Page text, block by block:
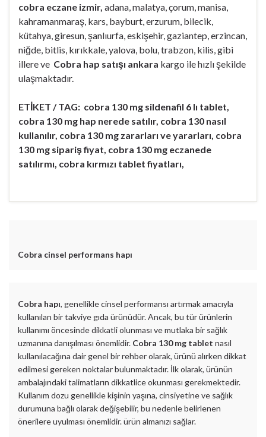
cobra eczane izmir, adana, malatya, çorum, manisa,
kahramanmaraş, kars, bayburt, erzurum, bilecik,
kütahya, giresun, şanlıurfa, eskişehir, gaziantep, erzincan,
niğde, bitlis, kırıkkale, yalova, bolu, trabzon, kilis, gibi
illere ve Cobra hap satışı ankara kargo ile hızlı şekilde
ulaşmaktadır.
ETİKET / TAG: cobra 130 mg sildenafil 6 lı tablet,
cobra 130 mg hap nerede satılır, cobra 130 nasıl
kullanılır, cobra 130 mg zararları ve yararları, cobra
130 mg sipariş fiyat, cobra 130 mg eczanede
satılırmı, cobra kırmızı tablet fiyatları,
Cobra cinsel performans hapı
Cobra hapı, genellikle cinsel performansı artırmak amacıyla
kullanılan bir takviye gıda ürünüdür. Ancak, bu tür ürünlerin
kullanımı öncesinde dikkatli olunması ve mutlaka bir sağlık
uzmanına danışılması önemlidir. Cobra 130 mg tablet nasıl
kullanılacağına dair genel bir rehber olarak, ürünü alırken dikkat
edilmesi gereken noktalar bulunmaktadır. İlk olarak, ürünün
ambalajındaki talimatların dikkatlice okunması gerekmektedir.
Kullanım dozu genellikle kişinin yaşına, cinsiyetine ve sağlık
durumuna bağlı olarak değişebilir, bu nedenle belirlenen
önerilere uyulması önemlidir. ürün almanızı sağlar.